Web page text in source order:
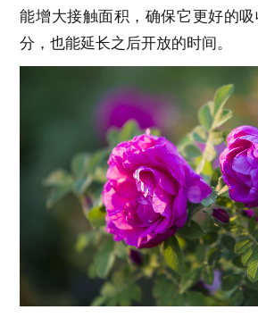
能增大接触面积，确保它更好的
分，也能延长之后开放的时间。